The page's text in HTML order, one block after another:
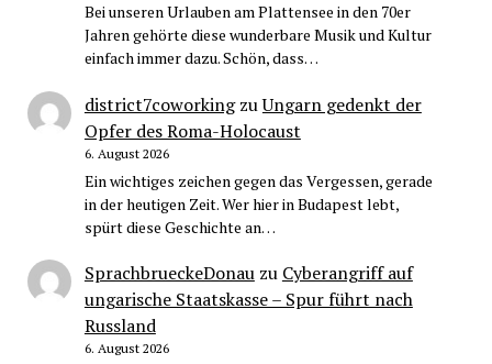
Bei unseren Urlauben am Plattensee in den 70er
Jahren gehörte diese wunderbare Musik und Kultur
einfach immer dazu. Schön, dass…
district7coworkingzuUngarn gedenkt der
Opfer des Roma-Holocaust
6. August 2026
Ein wichtiges zeichen gegen das Vergessen, gerade
in der heutigen Zeit. Wer hier in Budapest lebt,
spürt diese Geschichte an…
SprachbrueckeDonauzu Cyberangriff auf
ungarische Staatskasse – Spur führt nach
Russland
6. August 2026